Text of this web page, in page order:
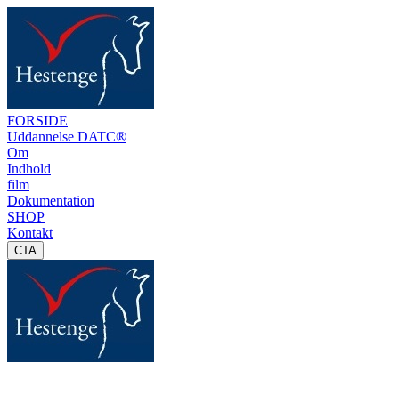
FORSIDE
Uddannelse DATC®
Om
Indhold
film
Dokumentation
SHOP
Kontakt
CTA